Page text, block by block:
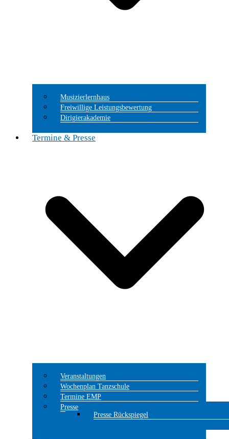
Musizierlernhaus
Freiwillige Leistungsbewertung
Dirigierakademie
Termine & Presse
Veranstaltungen
Wochenplan Tanzschule
Termine EMP
Presse
Presse Rückspiegel